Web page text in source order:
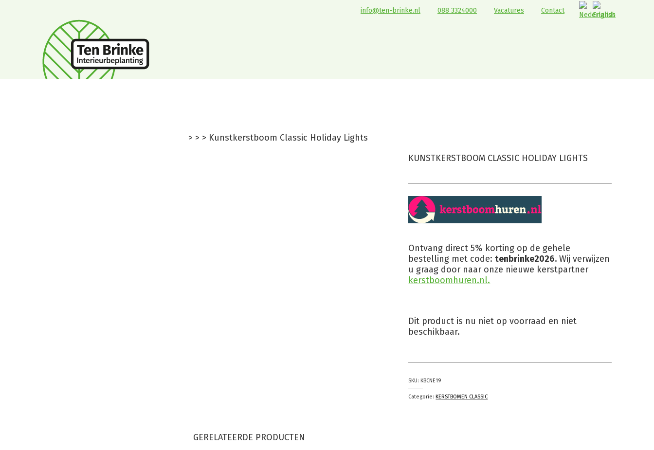
Contact
Vacatures
088 3324000
info@ten-brinke.nl
> > > Kunstkerstboom Classic Holiday Lights
KUNSTKERSTBOOM CLASSIC HOLIDAY LIGHTS
Ontvang direct 5% korting op de gehele
bestelling met code:tenbrinke2026. Wij verwijzen
u graag door naar onze nieuwe kerstpartner
kerstboomhuren.nl.
Dit product is nu niet op voorraad en niet
beschikbaar.
SKU:KBCNE19
Categorie:KERSTBOMEN CLASSIC
GERELATEERDE PRODUCTEN